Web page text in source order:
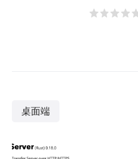
桌面端